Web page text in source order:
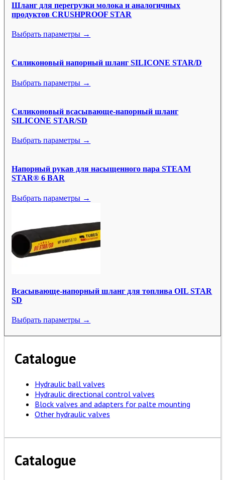
Шланг для перегрузки молока и аналогичных
продуктов CRUSHPROOF STAR
Выбрать параметры →
Силиконовый напорный шланг SILICONE STAR/D
Выбрать параметры →
Силиконовый всасывающе-напорный шланг
SILICONE STAR/SD
Выбрать параметры →
Напорный рукав для насыщенного пара STEAM
STAR® 6 BAR
Выбрать параметры →
Всасывающе-напорный шланг для топлива OIL STAR
SD
Выбрать параметры →
Catalogue
Hydraulic ball valves
Hydraulic directional control valves
Block valves and adapters for palte mounting
Other hydraulic valves
Catalogue